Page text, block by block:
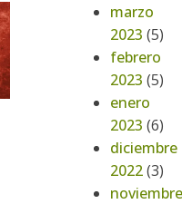
marzo
2023 (5)
febrero
2023 (5)
enero
2023 (6)
diciembre
2022(3)
noviembre